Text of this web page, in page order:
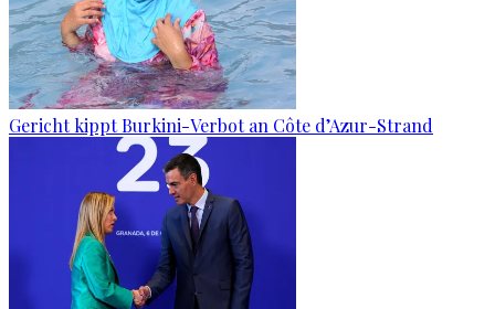
Gericht kippt Burkini-Verbot an Côte d’Azur-Strand